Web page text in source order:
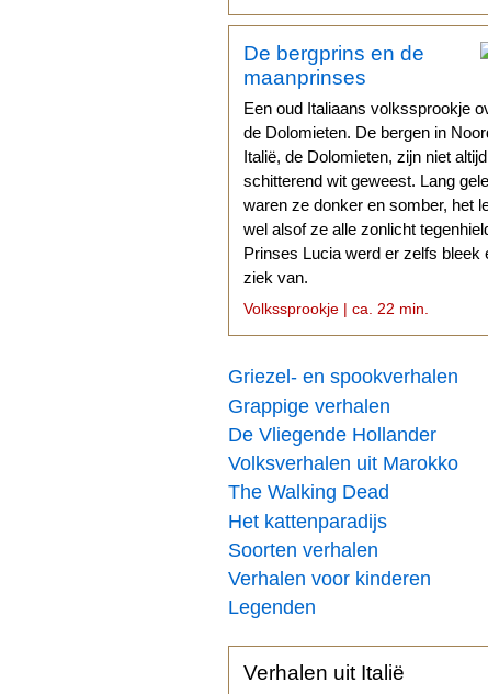
De bergprins en de
maanprinses
Een oud Italiaans volkssprookje
de Dolomieten. De bergen in
Italië, de Dolomieten, zijn niet
schitterend wit geweest. Lang
waren ze donker en somber, het
wel alsof ze alle zonlicht
Prinses Lucia werd er zelfs bleek
ziek van.
Volkssprookje | ca. 22 min.
Griezel- en spookverhalen
Grappige verhalen
De Vliegende Hollander
Volksverhalen uit Marokko
The Walking Dead
Het kattenparadijs
Soorten verhalen
Verhalen voor kinderen
Legenden
Verhalen uit Italië